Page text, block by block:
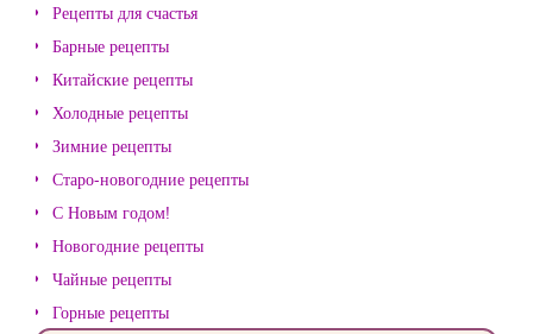
Рецепты для счастья
Барные рецепты
Китайские рецепты
Холодные рецепты
Зимние рецепты
Старо-новогодние рецепты
С Новым годом!
Новогодние рецепты
Чайные рецепты
Горные рецепты